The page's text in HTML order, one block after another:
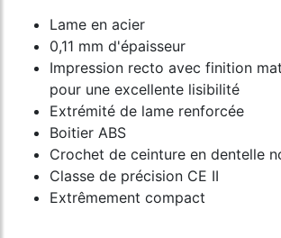
Lame en acier
0,11 mm d'épaisseur
Impression recto avec finition
pour une excellente lisibilité
Extrémité de lame renforcée
Boitier ABS
Crochet de ceinture en dentelle
Classe de précision CE II
Extrêmement compact